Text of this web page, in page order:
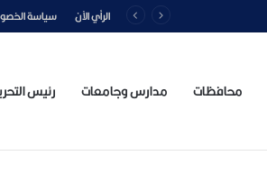
الرأي الآن سياسة
محافظات مدارس وجامعات رئيس